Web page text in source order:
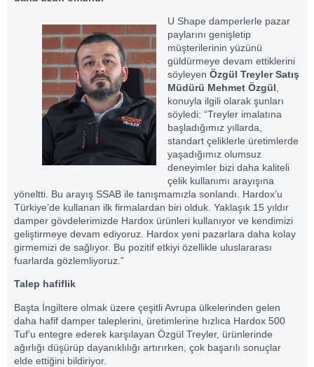
U Shape damperlerle pazar
paylarını genişletip
müşterilerinin yüzünü
güldürmeye devam ettiklerini
söyleyen Özgül Treyler Satış
Müdürü Mehmet Özgül
konuyla ilgili olarak şunları
söyledi: “Treyler imalatına
başladığımız yıllarda,
standart çeliklerle üretimlerde
yaşadığımız olumsuz
deneyimler bizi daha kaliteli
çelik kullanımı arayışına
yöneltti. Bu arayış SSAB ile tanışmamızla sonlandı. Hardox’u
Türkiye’de kullanan ilk firmalardan biri olduk. Yaklaşık 15 yıldır
damper gövdelerimizde Hardox ürünleri kullanıyor ve kendimizi
geliştirmeye devam ediyoruz. Hardox yeni pazarlara daha kolay
girmemizi de sağlıyor. Bu pozitif etkiyi özellikle uluslararası
fuarlarda gözlemliyoruz.”
Talep hafiflik
Başta İngiltere olmak üzere çeşitli Avrupa ülkelerinden gelen
daha hafif damper taleplerini, üretimlerine hızlıca Hardox 500
Tuf’u entegre ederek karşılayan Özgül Treyler, ürünlerinde
ağırlığı düşürüp dayanıklılığı artırırken, çok başarılı sonuçlar
elde ettiğini bildiriyor.